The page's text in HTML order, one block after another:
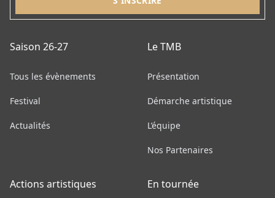
Saison 26-27
Tous les évènements
Festival
Actualités
Le TMB
Présentation
Démarche artistique
L’équipe
Nos Partenaires
Actions artistiques En tournée